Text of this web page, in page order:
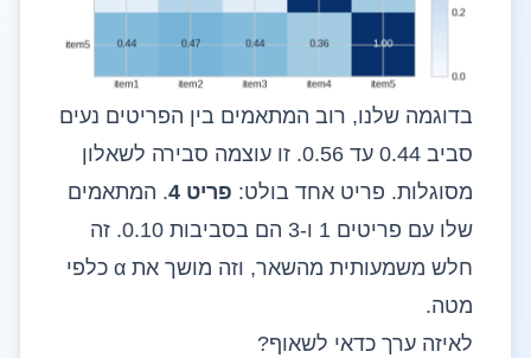
בדוגמה שלנו, רוב המתאמים בין הפריטים נעים
סביב 0.44 עד 0.56. זו עוצמה סבירה לשאלון
מסוגלות. פריט אחד בולט: פריט 4
. המתאמים
שלו עם פריטים 1 ו-3 הם בסביבות 0.10. זה
חלש משמעותית מהשאר, וזה מושך את α כלפי
מטה.
לאיזה ערך כדאי לשאוף?